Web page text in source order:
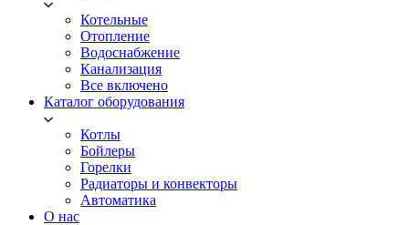
Котельные
Отопление
Водоснабжение
Канализация
Все включено
Каталог оборудования
Котлы
Бойлеры
Горелки
Радиаторы и конвекторы
Автоматика
О нас